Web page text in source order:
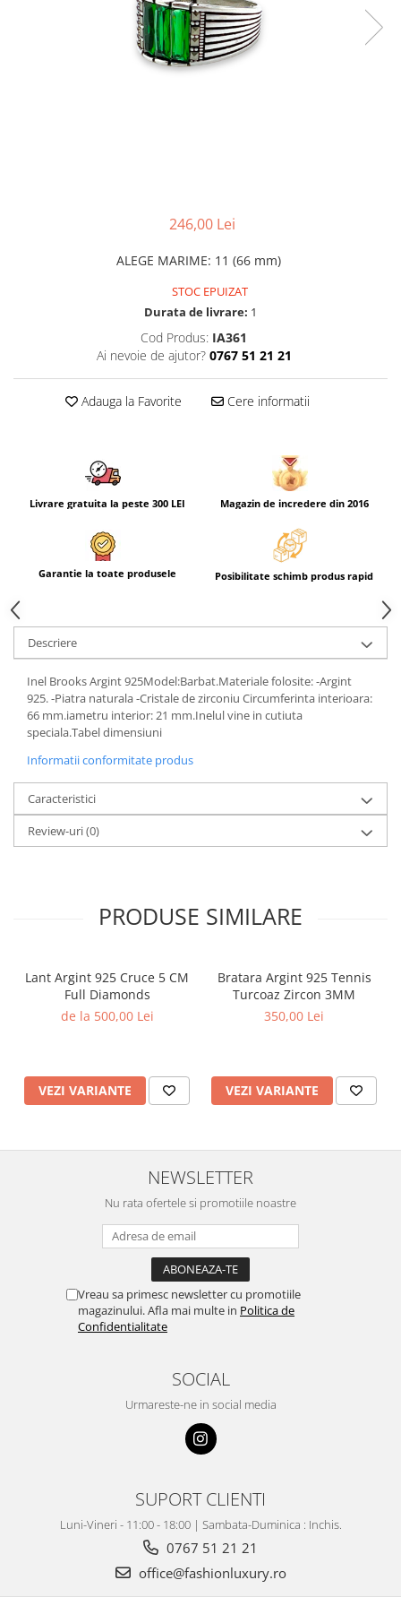
246,00 Lei
ALEGE MARIME: 11 (66 mm)
STOC EPUIZAT
Durata de livrare: 1
Cod Produs: IA361
Ai nevoie de ajutor? 0767 51 21 21
Adauga la Favorite Cere informatii
Livrare gratuita la peste 300 LEI Magazin de incredere din 2016
Garantie la toate produsele Posibilitate schimb produs rapid
Descriere
Inel Brooks Argint 925Model:Barbat.Materiale folosite: -Argint
925. -Piatra naturala -Cristale de zirconiu Circumferinta interioara:
66 mm.iametru interior: 21 mm.Inelul vine in cutiuta
speciala.Tabel dimensiuni
Informatii conformitate produs
Caracteristici
Review-uri(0)
PRODUSE SIMILARE
Lant Argint 925 Cruce 5 CM
Full Diamonds
de la 500,00 Lei
VEZI VARIANTE
Bratara Argint 925 Tennis
Turcoaz Zircon 3MM
350,00 Lei
VEZI VARIANTE
NEWSLETTER
Nu rata ofertele si promotiile noastre
Vreau sa primesc newsletter cu promotiile
magazinului. Afla mai multe in Politica de
Confidentialitate
SOCIAL
Urmareste-ne in social media
SUPORT CLIENTI
Luni-Vineri - 11:00 - 18:00 | Sambata-Duminica : Inchis.
0767 51 21 21
office@fashionluxury.ro